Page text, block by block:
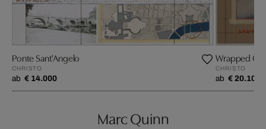
Ponte Sant'Angelo
CHRISTO
ab € 14.000
Wrapped
CHRISTO
ab € 20.100
Marc Quinn